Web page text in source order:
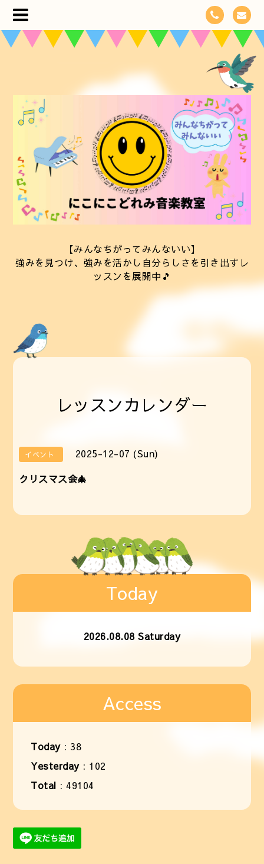
【みんなちがってみんないい】
強みを見つけ、強みを活かし自分らしさを引き出すレ
ッスンを展開中🎵
レッスンカレンダー
イベント
2025-12-07 (Sun)
クリスマス会🎄
Today
2026.08.08 Saturday
Access
Today: 38
Yesterday: 102
Total :49104